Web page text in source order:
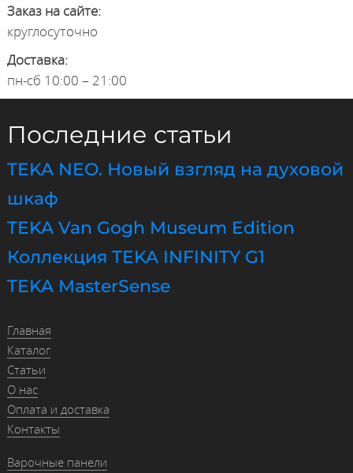
Заказ на сайте:
круглосуточно
Доставка:
пн-сб 10:00 – 21:00
Последние статьи
TEKA NEO. Новый взгляд на духовой
шкаф
TEKA Van Gogh Museum Edition
Коллекция TEKA INFINITY G1
TEKA MasterSense
Главная
Каталог
Статьи
О нас
Оплата и доставка
Контакты
Варочные панели